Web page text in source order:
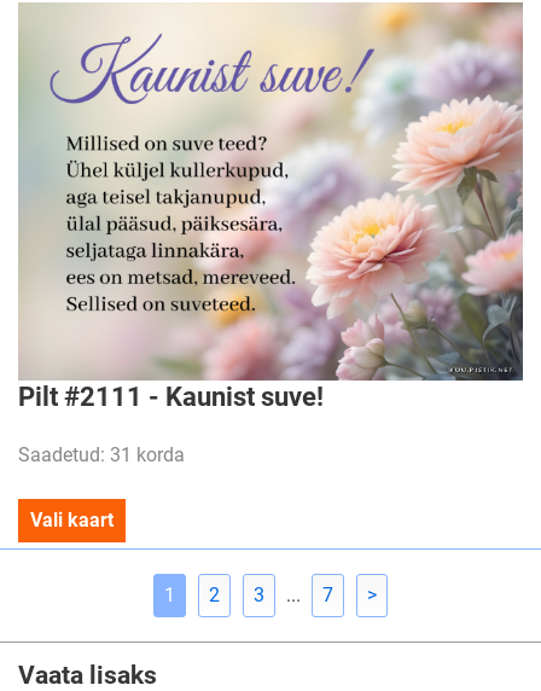
Pilt #2111 - Kaunist suve!
Saadetud: 31 korda
Vali kaart
1 2 3 ... 7 >
Vaata lisaks